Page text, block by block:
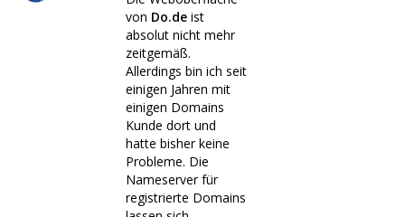
von Do.de ist
absolut nicht mehr
zeitgemäß.
Allerdings bin ich seit
einigen Jahren mit
einigen Domains
Kunde dort und
hatte bisher keine
Probleme. Die
Nameserver für
registrierte Domains